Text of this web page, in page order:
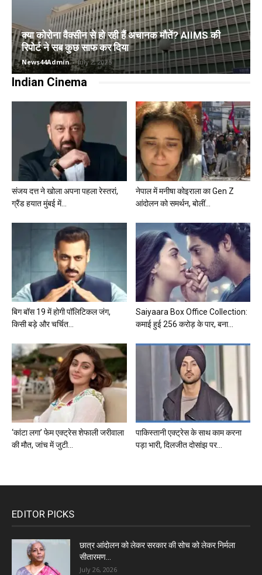
क्या कोरोना वैक्सीन से हो रही हैं अचानक मौतें? AIIMS की
रिपोर्ट ने सब कुछ साफ कर दिया
News44Admin - July 2, 2025
Indian Cinema
संजय दत्त ने खोला अपना पहला रेस्तरां,
ग्रैंड हयात मुंबई में...
नेपाल में मनीषा कोइराला का Gen Z
आंदोलन को समर्थन, बोलीं...
बिग बॉस 19 में होगी पॉलिटिकल जंग,
किसी बड़े और चर्चित...
Saiyaara Box Office Collection:
कमाई हुई 256 करोड़ के पार, बना...
‘कांटा लगा’ फेम एक्ट्रेस शेफाली जरीवाला
की मौत, जांच में जुटी...
पाकिस्तानी एक्ट्रेस के साथ काम करना
पड़ा भारी, दिलजीत दोसांझ पर...
EDITOR PICKS
छात्र आंदोलन को लेकर सरकार की सोच को लेकर निर्मला
सीतारमण...
July 26, 2026